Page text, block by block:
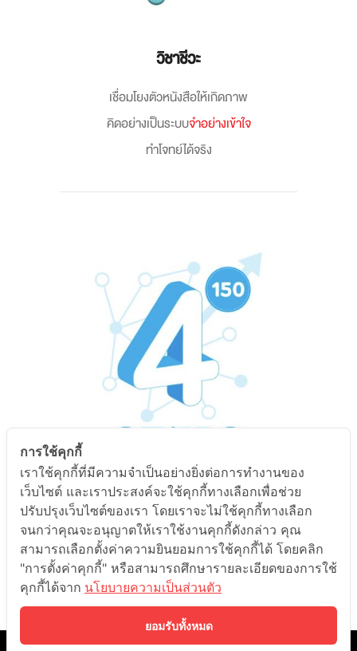
วิชาชีวะ
เชื่อมโยงตัวหนังสือให้เกิดภาพ
คิดอย่างเป็นระบบจำอย่างเข้าใจ
ทำโจทย์ได้จริง
GAT เชื่อมโยง
วางหลักคิด แยกเยอะ เชื่อมโยง
แม่นยำ ทำได้เต็มGAT150
©️ 2021 ONDEMAND EDUCATION CO.,LTD. ALL RIGHTS RESERVED.
การใช้คุกกี้
เราใช้คุกกี้ที่มีความจำเป็นอย่างยิ่งต่อการทำงานของ
เว็บไซต์ และเราประสงค์จะใช้คุกกี้ทางเลือกเพื่อช่วย
ปรับปรุงเว็บไซต์ของเรา โดยเราจะไม่ใช้คุกกี้ทางเลือก
จนกว่าคุณจะอนุญาตให้เราใช้งานคุกกี้ดังกล่าว คุณ
สามารถเลือกตั้งค่าความยินยอมการใช้คุกกี้ได้ โดยคลิก
"การตั้งค่าคุกกี้" หรือสามารถศึกษารายละเอียดของการใช้
คุกกี้ได้จาก นโยบายความเป็นส่วนตัว
ยอมรับทั้งหมด